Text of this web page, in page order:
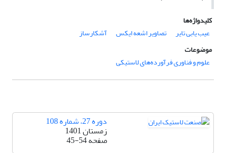
کلیدواژه‌ها
عیب یابی تایر
تصاویر اشعه ایکس
آشکارساز
موضوعات
علوم و فناوری فرآورده‌های لاستیکی
دوره 27، شماره 108
زمستان 1401
صفحه45-54